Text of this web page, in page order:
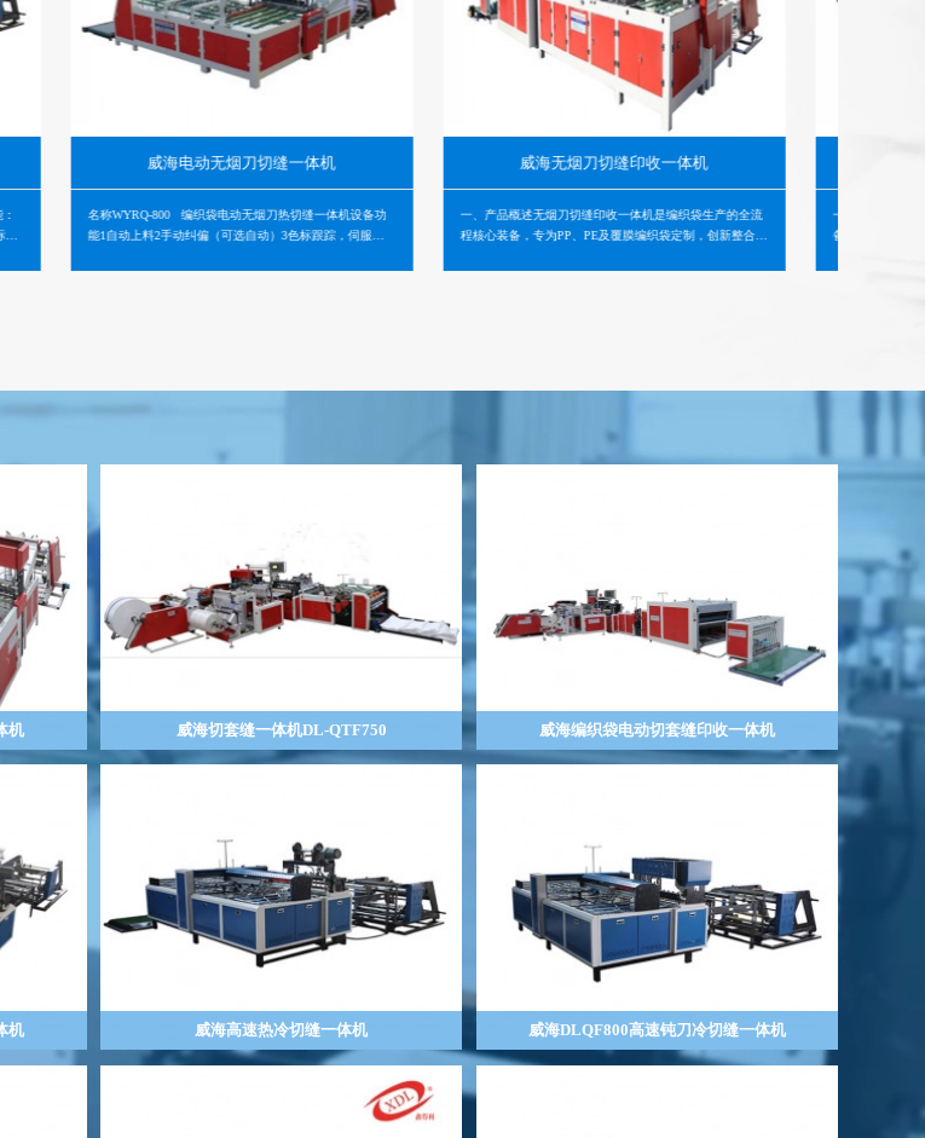
威海电动无烟刀切缝一体机
800 编织袋电动无烟刀热切缝一体机设备功
料2手动纠偏（可选自动）3色标跟踪，伺服精
威海无烟刀切缝印收一体机
一、产品概述无烟刀切缝印收一体机是编织袋生产的全流
程核心装备，专为PP、PE及覆膜编织袋定制，创新整合无
一、产品概述无烟切缝一体机是编织袋后
备，专为PP、PE及覆膜编织袋定制，创新
机 威海切套缝一体机DL-QTF750 威海编织袋电动切套缝印收一体机
机 威海高速热冷切缝一体机 威海DLQF800高速钝刀冷切缝一体机